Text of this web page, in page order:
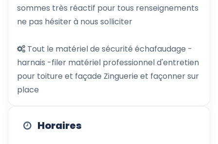
sommes très réactif pour tous renseignements
ne pas hésiter à nous solliciter
Tout le matériel de sécurité échafaudage -
harnais -filer matériel professionnel d'entretien
pour toiture et façade Zinguerie et façonner sur
place
Horaires